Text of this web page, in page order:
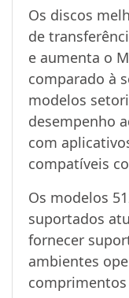
Os discos
de
e aumenta o
comparado à
modelos
desempenho
com
compatíveis
Os modelos
suportados
fornecer
ambientes
comprimentos